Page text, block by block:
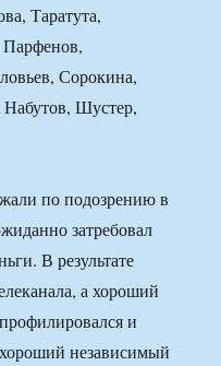
Таратута,
Сорокина,
Шустер,
по подозрению в
затребовал
В результате
а хороший
и
независимый